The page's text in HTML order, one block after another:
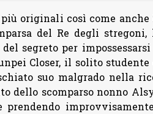
originali così come
del Re degli
segreto per impossessarsi
Closer, il solito
suo malgrado nella
dello scomparso nonno
prendendo